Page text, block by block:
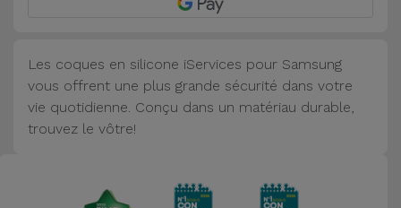
Mobilité,
Auto et
Vélo
Les coques en silicone iServices pour Samsung
vous offrent une plus grande sécurité dans votre
vie quotidienne. Conçu dans un matériau durable,
trouvez le vôtre!